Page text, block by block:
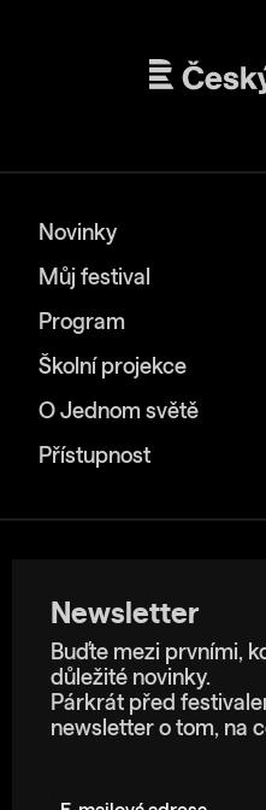
Novinky
Můj festival
Program
Školní projekce
O Jednom světě
Přístupnost
Newsletter
Buďte mezi prvními,
důležité novinky.
Párkrát před
newsletter o tom, na